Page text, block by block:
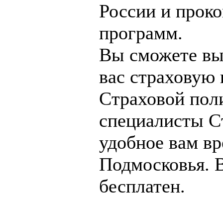
России и
программ.
Вы сможете
вас страховую
Страховой
специалисты
удобное вам
Подмосковья.
бесплатен.